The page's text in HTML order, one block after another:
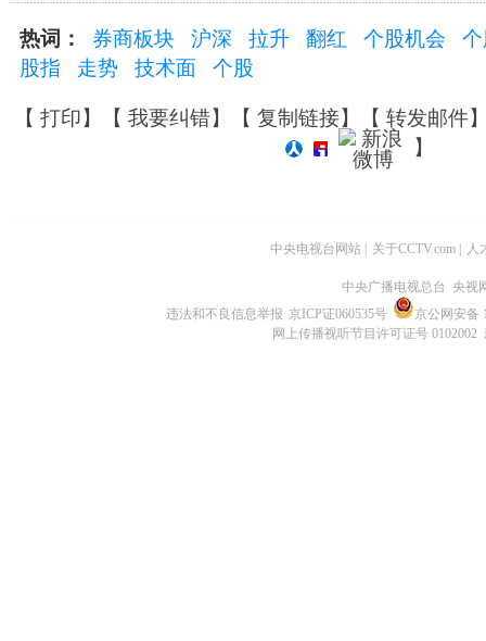
热词： 券商板块 沪深 拉升 翻红 个股机会
股指
走势 技术面 个股
【 打印】【 我要纠错】【 复制链接】【 转发邮件
】
中央电视台网站 关于CCTV.com 人
中央广播电视总台 央视
违法和不良信息举报 京ICP证060535号
京公网安备
网上传播视听节目许可证号 0102002